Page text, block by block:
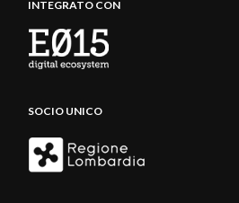
INTEGRATO CON
SOCIO UNICO